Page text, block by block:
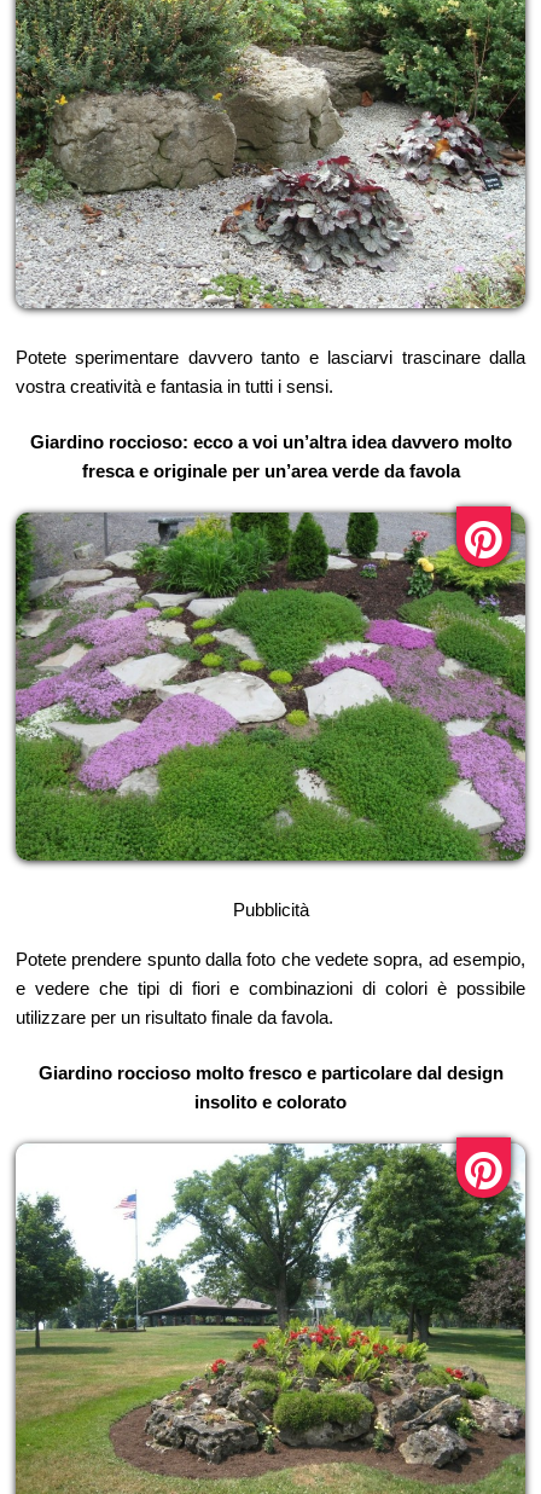
Potete sperimentare davvero tanto e lasciarvi trascinare dalla
vostra creatività e fantasia in tutti i sensi.
Giardino roccioso: ecco a voi un’altra idea davvero molto
fresca e originale per un’area verde da favola
Pubblicità
Potete prendere spunto dalla foto che vedete sopra, ad esempio,
e vedere che tipi di fiori e combinazioni di colori è possibile
utilizzare per un risultato finale da favola.
Giardino roccioso molto fresco e particolare dal design
insolito e colorato